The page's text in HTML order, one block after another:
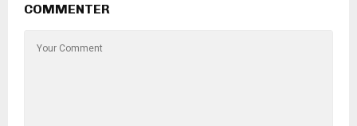
COMMENTER